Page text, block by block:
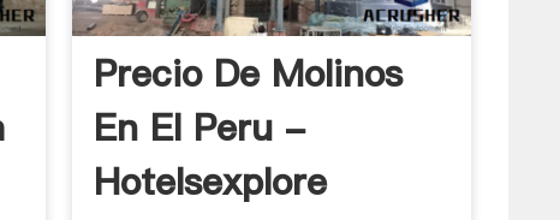
Precio De Molinos
En El Peru -
Hotelsexplore